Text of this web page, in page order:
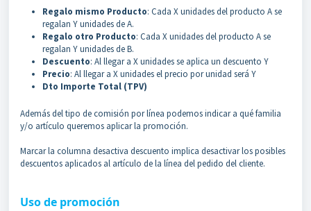
Regalo mismo Producto: Cada X unidades del producto A se
regalan Y unidades de A.
Regalo otro Producto: Cada X unidades del producto A se
regalan Y unidades de B.
Descuento: Al llegar a X unidades se aplica un descuento Y
Precio: Al llegar a X unidades el precio por unidad será Y
Dto Importe Total (TPV)
Además del tipo de comisión por línea podemos indicar a qué familia
y/o artículo queremos aplicar la promoción.
Marcar la columna desactiva descuento implica desactivar los posibles
descuentos aplicados al artículo de la línea del pedido del cliente.
Uso de promoción